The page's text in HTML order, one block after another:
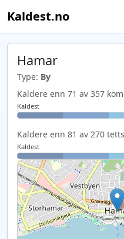
Kaldest.no
Hamar
Type: By
Kaldere enn 71 av 357
Kaldest
Kaldere enn 81 av 270
Kaldest